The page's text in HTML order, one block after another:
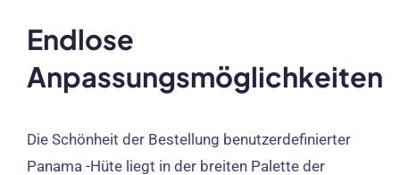
Endlose
Anpassungsmöglichkeiten
Die Schönheit der Bestellung benutzerdefinierter
Panama -Hüte liegt in der breiten Palette der